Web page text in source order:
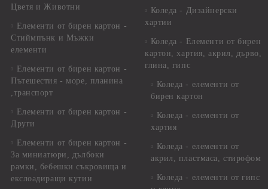
Цветя и Животни
Елементи от бирен картон -
Стиймпънк и Мъжки
елементи
Елементи от бирен картон -
Пътешестия - море, планина
,транспорт
Елементи от бирен картон -
Други
Елементи от бирен картон -
За миниатюри, дълбоки
рамки, бебешки съкровища и
екслоадиращи кутии
Коледа - Дизайнерски
хартии
Коледа - Eлементи от бирен
картон, хартия, акрил, дърво,
глина, гипс
Коледа - елементи от
бирен картон
Коледа - елементи от
хартия
Коледа - елементи от
акрил, пластмаса, стирофом
Коледа - елементи от гипс